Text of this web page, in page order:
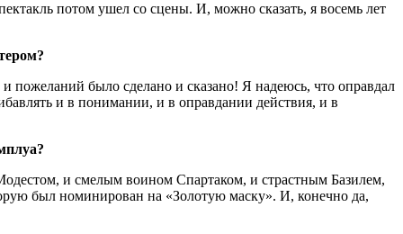
потом ушел со сцены. И, можно сказать, я восемь лет
пожеланий было сделано и сказано! Я надеюсь, что оправдал
и в понимании, и в оправдании действия, и в
и смелым воином Спартаком, и страстным Базилем,
был номинирован на «Золотую маску». И, конечно да,